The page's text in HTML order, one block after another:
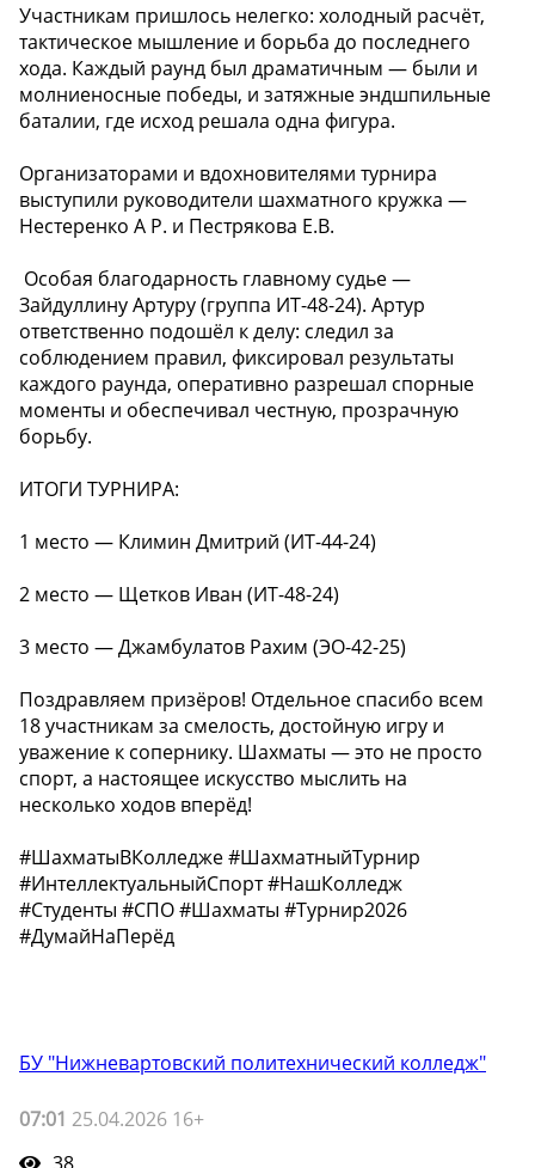
Участникам пришлось нелегко: холодный расчёт,
тактическое мышление и борьба до последнего
хода. Каждый раунд был драматичным — были и
молниеносные победы, и затяжные эндшпильные
баталии, где исход решала одна фигура.
Организаторами и вдохновителями турнира
выступили руководители шахматного кружка —
Нестеренко А Р. и Пестрякова Е.В.
️ Особая благодарность главному судье —
Зайдуллину Артуру (группа ИТ-48-24). Артур
ответственно подошёл к делу: следил за
соблюдением правил, фиксировал результаты
каждого раунда, оперативно разрешал спорные
моменты и обеспечивал честную, прозрачную
борьбу.
ИТОГИ ТУРНИРА:
1 место — Климин Дмитрий (ИТ-44-24)
2 место — Щетков Иван (ИТ-48-24)
3 место — Джамбулатов Рахим (ЭО-42-25)
Поздравляем призёров! Отдельное спасибо всем
18 участникам за смелость, достойную игру и
уважение к сопернику. Шахматы — это не просто
спорт, а настоящее искусство мыслить на
несколько ходов вперёд! ️
#ШахматыВКолледже #ШахматныйТурнир
#ИнтеллектуальныйСпорт #НашКолледж
#Студенты #СПО #Шахматы #Турнир2026
#ДумайНаПерёд
БУ "Нижневартовский политехнический колледж"
07:01 25.04.2026 16+